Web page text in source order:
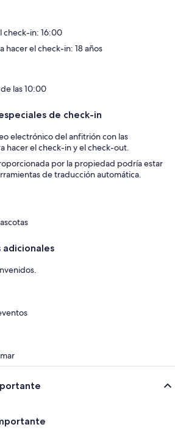
check-in: 16:00
hacer el check-in: 18 años
las 10:00
de check-in
electrónico del anfitrión con las
hacer el check-in y el check-out.
por la propiedad podría estar
de traducción automática.
adicionales